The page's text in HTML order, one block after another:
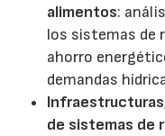
alimentos:
los sistemas de
ahorro
demandas
de sistemas de